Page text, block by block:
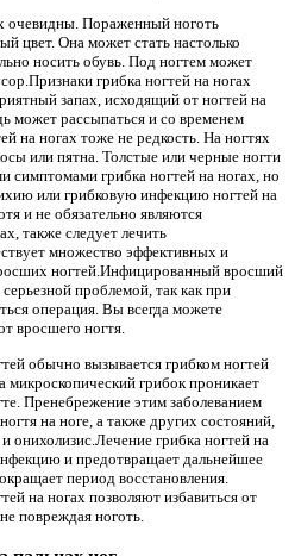
очевидны. Пораженный ноготь
цвет. Она может стать настолько
носить обувь. Под ногтем может
грибка ногтей на ногах
запах, исходящий от ногтей на
может рассыпаться и со временем
на ногах тоже не редкость. На ногтях
или пятна. Толстые или черные ногти
симптомами грибка ногтей на ногах, но
или грибковую инфекцию ногтей на
и не обязательно являются
также следует лечить
множество эффективных и
ногтей.Инфицированный вросший
проблемой, так как при
операция. Вы всегда можете
вросшего ногтя.
обычно вызывается грибком ногтей
микроскопический грибок проникает
Пренебрежение этим заболеванием
на ноге, а также других состояний,
онихолизис.Лечение грибка ногтей на
и предотвращает дальнейшее
период восстановления.
на ногах позволяют избавиться от
повреждая ноготь.